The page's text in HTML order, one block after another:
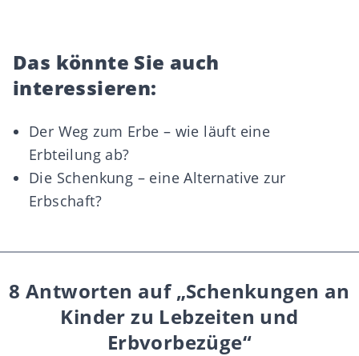
Das könnte Sie auch
interessieren:
Der Weg zum Erbe – wie läuft eine
Erbteilung ab?
Die Schenkung – eine Alternative zur
Erbschaft?
8 Antworten auf „Schenkungen an
Kinder zu Lebzeiten und
Erbvorbezüge“